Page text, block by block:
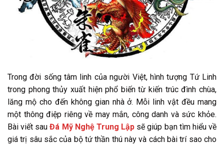
Trong đời sống tâm linh của người Việt, hình tượng Tứ Linh
trong phong thủy xuất hiện phổ biến từ kiến trúc đình chùa,
lăng mộ cho đến không gian nhà ở. Mỗi linh vật đều mang
một thông điệp riêng về may mắn, công danh và sức khỏe.
Bài viết sauĐá Mỹ Nghệ Trung Lập sẽ giúp bạn tìm hiểu về
giá trị sâu sắc của bộ tứ thần thú này và cách bài trí sao cho